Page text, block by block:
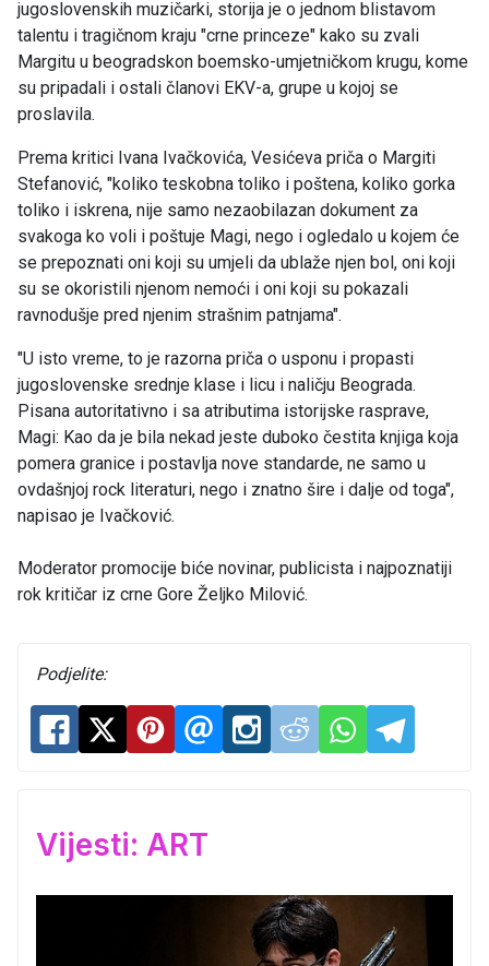
jugoslovenskih muzičarki, storija je o jednom blistavom
talentu i tragičnom kraju "crne princeze" kako su zvali
Margitu u beogradskon boemsko-umjetničkom krugu, kome
su pripadali i ostali članovi EKV-a, grupe u kojoj se
proslavila.
Prema kritici Ivana Ivačkovića, Vesićeva priča o Margiti
Stefanović, "koliko teskobna toliko i poštena, koliko gorka
toliko i iskrena, nije samo nezaobilazan dokument za
svakoga ko voli i poštuje Magi, nego i ogledalo u kojem će
se prepoznati oni koji su umjeli da ublaže njen bol, oni koji
su se okoristili njenom nemoći i oni koji su pokazali
ravnodušje pred njenim strašnim patnjama".
"U isto vreme, to je razorna priča o usponu i propasti
jugoslovenske srednje klase i licu i naličju Beograda.
Pisana autoritativno i sa atributima istorijske rasprave,
Magi: Kao da je bila nekad jeste duboko čestita knjiga koja
pomera granice i postavlja nove standarde, ne samo u
ovdašnjoj rock literaturi, nego i znatno šire i dalje od toga",
napisao je Ivačković.
Moderator promocije biće novinar, publicista i najpoznatiji
rok kritičar iz crne Gore Željko Milović.
Podjelite:
Vijesti: ART